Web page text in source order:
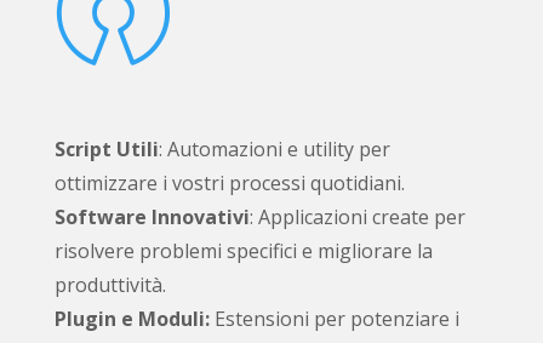
Script Utili: Automazioni e utility per
ottimizzare i vostri processi quotidiani.
Software Innovativi: Applicazioni create per
risolvere problemi specifici e migliorare la
produttività.
Plugin e Moduli:Estensioni per potenziare i